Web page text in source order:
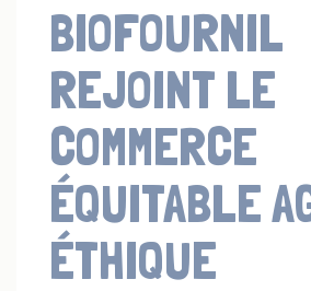
BIOFOURNIL
REJOINT LE
COMMERCE
ÉQUITABLE
ÉTHIQUE